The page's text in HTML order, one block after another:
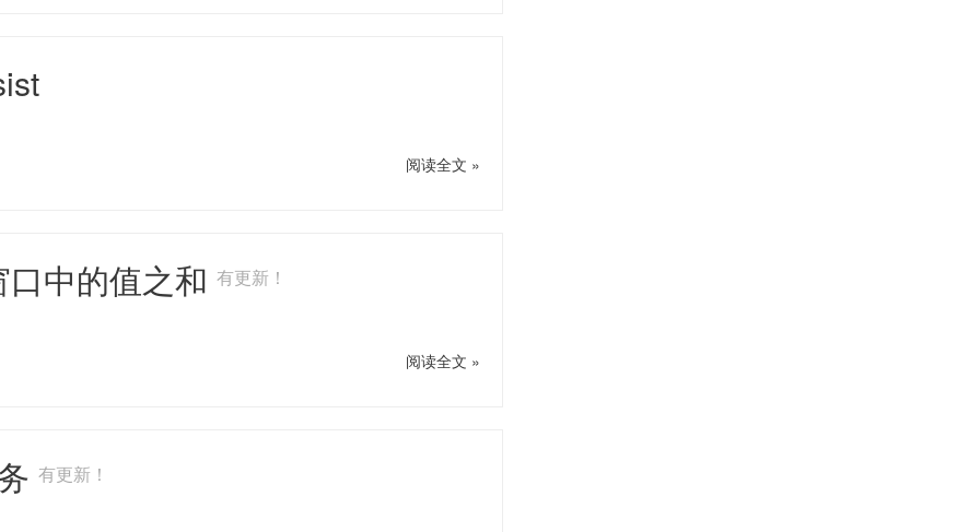
阅读全文 »
口中的值之和有更新！
阅读全文 »
有更新！